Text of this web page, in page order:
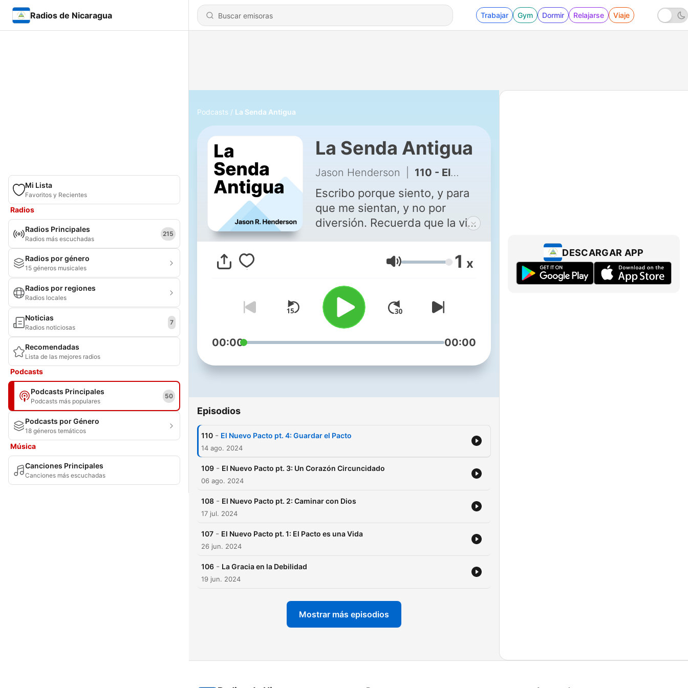
Radios de Nicaragua Trabajar Gym Dormir Relajarse Viaje
Mi Lista
Favoritos y Recientes
Radios
Radios Principales
Radios más escuchadas
215
Radios por género
15 géneros musicales
Radios por regiones
Radios locales
Noticias
Radios noticiosas
7
Recomendadas
Lista de las mejores radios
Podcasts
Podcasts Principales
Podcasts más populares
50
Podcasts por Género
18 géneros temáticos
Música
Canciones Principales
Canciones más escuchadas
Podcasts La Senda Antigua
La Senda Antigua
Jason Henderson 110 - El Nuevo Pacto pt. 4: Guardar el Pacto
Escribo porque siento, y para
que me sientan, y no por
diversión. Recuerda que la vida
premio es la gloria inmortal, el
fracaso la miseria eterna.
Volumen 1 x
00:00 00:00
Episodios
110 - El Nuevo Pacto pt. 4: Guardar el Pacto
14 ago. 2024
109 - El Nuevo Pacto pt. 3: Un Corazón Circuncidado
06 ago. 2024
108 - El Nuevo Pacto pt. 2: Caminar con Dios
17 jul. 2024
107 - El Nuevo Pacto pt. 1: El Pacto es una Vida
26 jun. 2024
106 - La Gracia en la Debilidad
19 jun. 2024
Mostrar más episodios
DESCARGAR APP